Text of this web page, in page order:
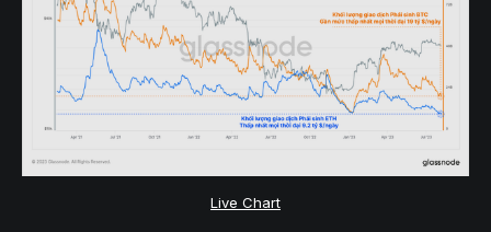
Live Chart